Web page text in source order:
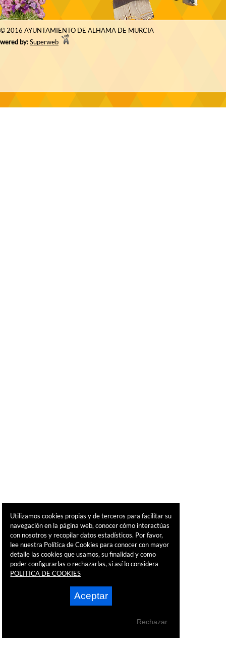
© 2016 AYUNTAMIENTO DE ALHAMA DE MURCIA
by:Superweb
Utilizamos cookies propias y de terceros para facilitar su
navegación en la página web, conocer cómo interactúas
con nosotros y recopilar datos estadísticos. Por favor,
lee nuestra Política de Cookies para conocer con mayor
detalle las cookies que usamos, su finalidad y como
poder configurarlas o rechazarlas, si así lo considera
POLITICA DE COOKIES
Aceptar
Rechazar